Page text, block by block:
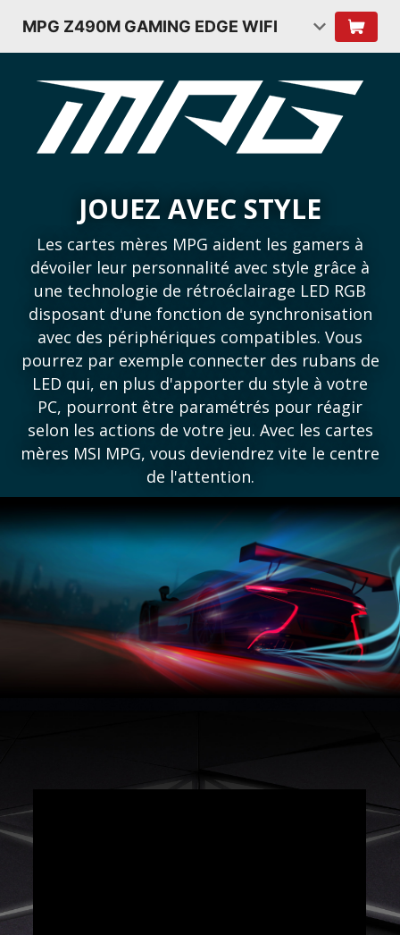
MPG Z490M GAMING EDGE WIFI
JOUEZ AVEC STYLE
Les cartes mères MPG aident les gamers à
dévoiler leur personnalité avec style grâce à
une technologie de rétroéclairage LED RGB
disposant d'une fonction de synchronisation
avec des périphériques compatibles. Vous
pourrez par exemple connecter des rubans de
LED qui, en plus d'apporter du style à votre
PC, pourront être paramétrés pour réagir
selon les actions de votre jeu. Avec les cartes
mères MSI MPG, vous deviendrez vite le centre
de l'attention.